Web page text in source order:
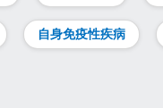
自身免疫性疾病